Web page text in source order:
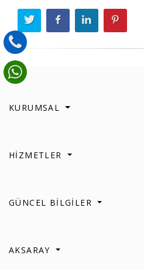
KURUMSAL
HİZMETLER
GÜNCEL BİLGİLER
AKSARAY